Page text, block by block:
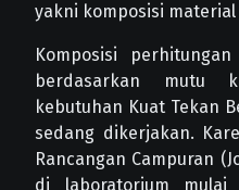
yakni komposisi material
Komposisi
berdasarkan mutu
kebutuhan Kuat Tekan
sedang dikerjakan.
Rancangan Campuran
di laboratorium